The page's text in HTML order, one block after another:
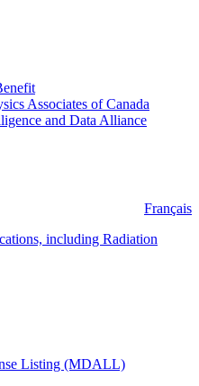
Associates of Canada
and Data Alliance
Français
including Radiation
Listing (MDALL)